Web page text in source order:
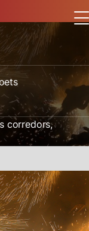
corredors